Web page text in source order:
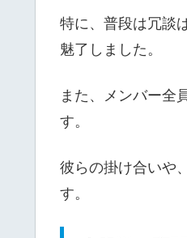
特に、普段は冗談
魅了しました。
また、メンバー全
す。
彼らの掛け合いや
す。